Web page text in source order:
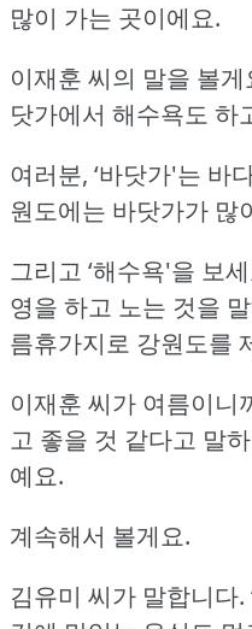
많이 가는 곳이에요.
이재훈 씨의 말을 볼게
닷가에서 해수욕도 하
여러분, ‘바닷가'는 바
원도에는 바닷가가 많
그리고 ‘해수욕'을 보
영을 하고 노는 것을
름휴가지로 강원도를
이재훈 씨가 여름이니
고 좋을 것 같다고 말
예요.
계속해서 볼게요.
김유미 씨가 말합니다.